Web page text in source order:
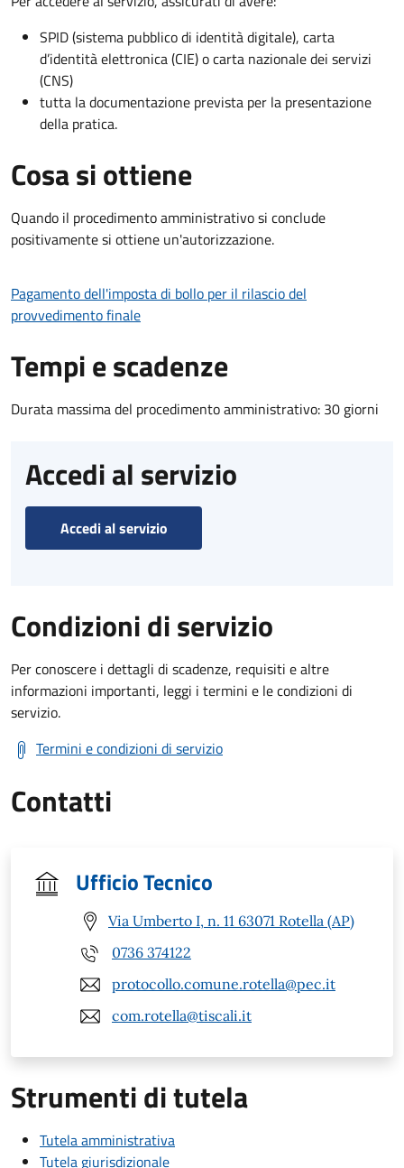
SPID (sistema pubblico di identità digitale), carta
d’identità elettronica (CIE) o carta nazionale dei servizi
(CNS)
tutta la documentazione prevista per la presentazione
della pratica.
Cosa si ottiene
Quando il procedimento amministrativo si conclude
positivamente si ottiene un'autorizzazione.
Pagamento dell'imposta di bollo per il rilascio del
provvedimento finale
Tempi e scadenze
Durata massima del procedimento amministrativo: 30 giorni
Accedi al servizio
Accedi al servizio
Condizioni di servizio
Per conoscere i dettagli di scadenze, requisiti e altre
informazioni importanti, leggi i termini e le condizioni di
servizio.
Termini e condizioni di servizio
Contatti
Ufficio Tecnico
Via Umberto I, n. 11 63071 Rotella (AP)
0736 374122
protocollo.comune.rotella@pec.it
com.rotella@tiscali.it
Strumenti di tutela
Tutela amministrativa
Tutela giurisdizionale